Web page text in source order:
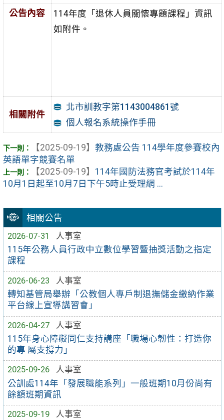
相關公告
2026-07-31
人事室
115年公務人員行政中立數位學習暨抽獎活動之指定
課程
2026-06-23
人事室
轉知基管局舉辦「公教個人專戶制退撫儲金繳納作業
平台線上宣導講習會」
2026-04-27
人事室
115年身心障礙同仁支持講座「職場心韌性：打造你
的專 屬支撐力」
2025-09-26
人事室
公訓處114年「發展職能系列」一般班期10月份尚有
餘額班期資訊
2025-09-19
人事室
公告內容
114年度「退休人員關懷專題課程」資訊
如附件。
相關附件
北市訓教字第1143004861號
個人報名系統操作手冊
【2025-09-19】 教務處公告 114學年度參賽校內
英語單字競賽名單
【2025-09-19】 114年國防法務官考試於114年
10月1日起至10月7日下午5時止受理網 ...